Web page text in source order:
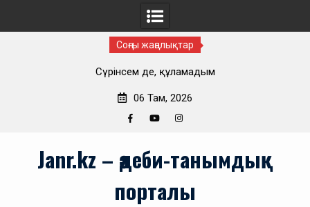
Соңғы жаңалықтар
Сүрінсем де, құламадым
06 Там, 2026
Janr.kz – әдеби-танымдық
порталы